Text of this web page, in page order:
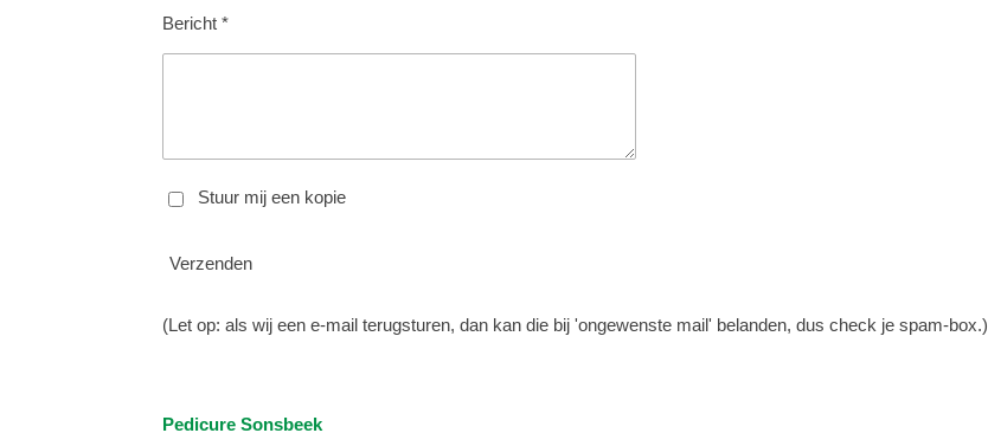
Bericht *
Stuur mij een kopie
Verzenden
(Let op: als wij een e-mail terugsturen, dan kan die bij 'ongewenste mail' belanden, dus check je spam-box.)
Pedicure Sonsbeek